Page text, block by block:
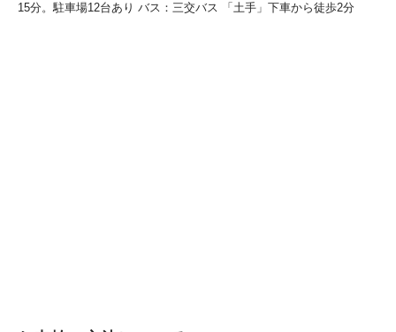
15分。駐車場12台あり バス：三交バス 「土手」下車から徒歩2分